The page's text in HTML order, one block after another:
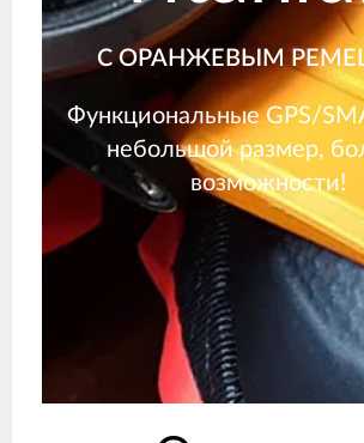
С ОРАНЖЕВЫМ
Функциональные GPS/
небольшой размер,
возможности!